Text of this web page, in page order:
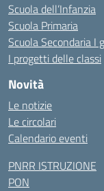
Scuola dell’Infanzia
Scuola Primaria
Scuola Secondaria I
I progetti delle classi
Novità
Le notizie
Le circolari
Calendario eventi
PNRR ISTRUZIONE
PON